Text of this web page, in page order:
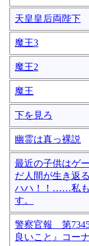
天皇皇后両陛下
魔王3
魔王2
魔王
下を見ろ
幽霊は真っ裸説
最近の子供はゲ
だ人間が生き返
ハハ！！……私も
す。
警察官報 第
良いこと』コー